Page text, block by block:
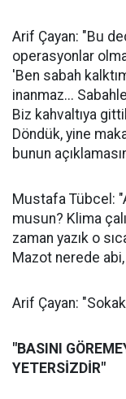
Arif Çayan: "Bu
operasyonlar
'Ben sabah
inanmaz...
Biz kahvaltıya
Döndük, yine
bunun
Mustafa Tübcel:
musun? Klima
zaman yazık o
Mazot nerede
Arif Çayan:
"BASINI
YETERSİZDİR"